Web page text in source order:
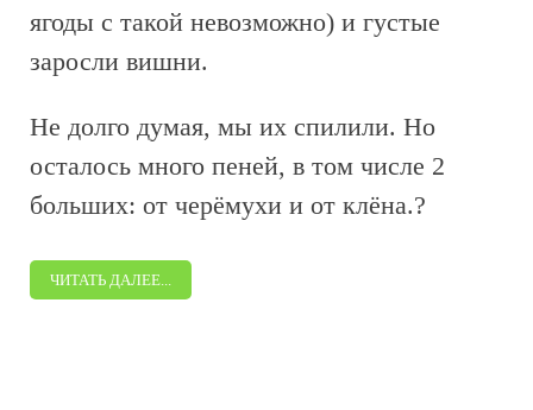
ягоды с такой невозможно) и густые
заросли вишни.
Не долго думая, мы их спилили. Но
осталось много пеней, в том числе 2
больших: от черёмухи и от клёна.?
ЧИТАТЬ ДАЛЕЕ...